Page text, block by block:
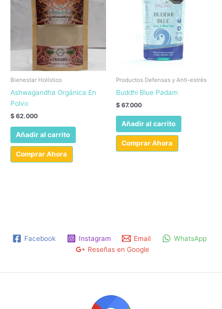
Bienestar Holístico
Ashwagandha Orgánica En
Polvo
$ 62.000
Añadir al carrito
Comprar Ahora
Productos Defensas y Anti-estrés
Buddhi Blue Padam
$ 67.000
Añadir al carrito
Comprar Ahora
Facebook Instagram Email
WhatsApp
Reseñas en Google